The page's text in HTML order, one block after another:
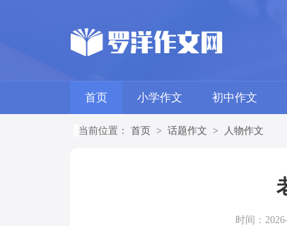
首页 小学作文 初中作文
当前位置： 首页 > 话题作文 > 人物作文
时间：